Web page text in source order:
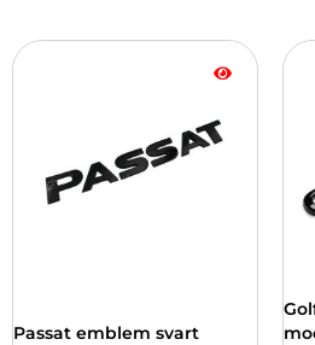
Passat emblem svart